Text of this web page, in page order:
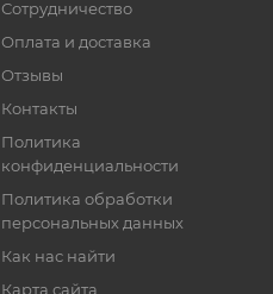
Сотрудничество
Оплата и доставка
Отзывы
Контакты
Политика
конфиденциальности
Политика обработки
персональных данных
Как нас найти
Карта сайта